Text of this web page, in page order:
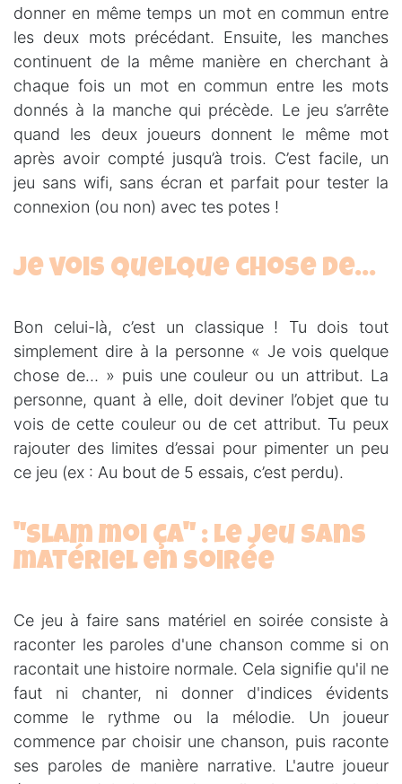
donner en même temps un mot en commun entre
les deux mots précédant. Ensuite, les manches
continuent de la même manière en cherchant à
chaque fois un mot en commun entre les mots
donnés à la manche qui précède. Le jeu s’arrête
quand les deux joueurs donnent le même mot
après avoir compté jusqu’à trois. C’est facile, un
jeu sans wifi, sans écran et parfait pour tester la
connexion (ou non) avec tes potes !
Je vois quelque chose de…
Bon celui-là, c’est un classique ! Tu dois tout
simplement dire à la personne « Je vois quelque
chose de… » puis une couleur ou un attribut. La
personne, quant à elle, doit deviner l’objet que tu
vois de cette couleur ou de cet attribut. Tu peux
rajouter des limites d’essai pour pimenter un peu
ce jeu (ex : Au bout de 5 essais, c’est perdu).
"Slam moi ça" : Le jeu sans
matériel en soirée
Ce jeu à faire sans matériel en soirée consiste à
raconter les paroles d'une chanson comme si on
racontait une histoire normale. Cela signifie qu'il ne
faut ni chanter, ni donner d'indices évidents
comme le rythme ou la mélodie. Un joueur
commence par choisir une chanson, puis raconte
ses paroles de manière narrative. L'autre joueur